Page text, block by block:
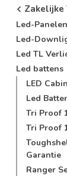
Led-Panelen
Led-
Led TL
Led battens
LED
Led
Tri Proof
Tri Proof
Garantie
Ranger